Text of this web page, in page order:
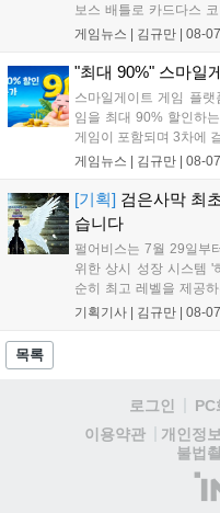
보스 배틀로 카드다스
담을 획득할 수 있다. 로
원 증정한다. 또한 9월
게임뉴스 | 김규만 | 08-07
"최대 90%" 스마일
스마일게이트 게임 플
임을 최대 90% 할인하
게임이 포함되며 3차에
경성 배경의 신작 그날
은 공식 페이지에서 확인
게임뉴스 | 김규만 | 08-07
[기획] 검은사막 최
습니다
펄어비스는 7월 29일부
위한 상시 성장 시스템 '
순히 최고 레벨을 제공
아 아카데미 수료, 아침
용자는 과제를 완수하
기획기사 | 김규만 | 08-07
목록
로그인 PC
이용약관
개인정
불법